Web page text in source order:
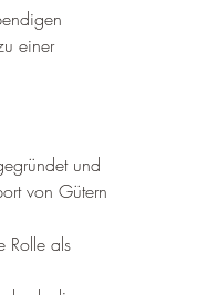
einer
und
von Gütern
Rolle als